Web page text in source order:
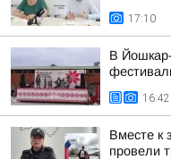
17:10
В
16:42
Вместе к
провели